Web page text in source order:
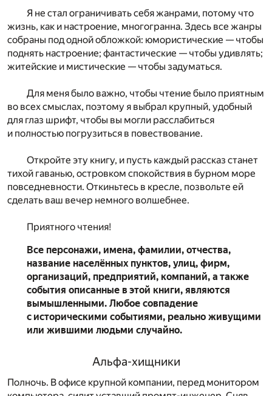
Я не стал ограничивать себя жанрами, потому что
жизнь, как и настроение, многогранна. Здесь все жанры
собраны под одной обложкой: юмористические — чтобы
поднять настроение; фантастические — чтобы удивлять;
житейские и мистические — чтобы задуматься.
Для меня было важно, чтобы чтение было приятным
во всех смыслах, поэтому я выбрал крупный, удобный
для глаз шрифт, чтобы вы могли расслабиться
и полностью погрузиться в повествование.
Откройте эту книгу, и пусть каждый рассказ станет
тихой гаванью, островком спокойствия в бурном море
повседневности. Откиньтесь в кресле, позвольте ей
сделать ваш вечер немного волшебнее.
Приятного чтения!
Все персонажи, имена, фамилии, отчества,
название населённых пунктов, улиц, фирм,
организаций, предприятий, компаний, а также
события описанные в этой книги, являются
вымышленными. Любое совпадение
с историческими событиями, реально живущими
или жившими людьми случайно.
Альфа-хищники
Полночь. В офисе крупной компании, перед монитором